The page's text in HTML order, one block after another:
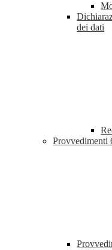
dei dati
Provvedimenti